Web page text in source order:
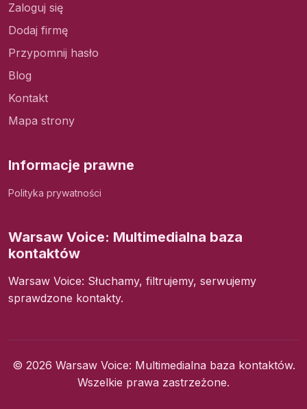
Zaloguj się
Dodaj firmę
Przypomnij hasło
Blog
Kontakt
Mapa strony
Informacje prawne
Polityka prywatności
Warsaw Voice: Multimedialna baza
kontaktów
Warsaw Voice: Słuchamy, filtrujemy, serwujemy
sprawdzone kontakty.
© 2026 Warsaw Voice: Multimedialna baza kontaktów.
Wszelkie prawa zastrzeżone.